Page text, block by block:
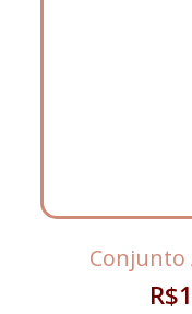
Conjunto
R$